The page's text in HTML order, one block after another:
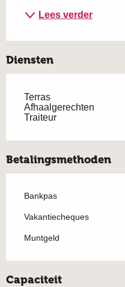
Lees verder
Diensten
Terras
Afhaalgerechten
Traiteur
Betalingsmethoden
Bankpas
Vakantiecheques
Muntgeld
Capaciteit